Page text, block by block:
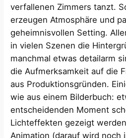
verfallenen Zimmers tanzt.
erzeugen Atmosphäre und
geheimnisvollen Setting.
in vielen Szenen die
manchmal etwas detailarm
die Aufmerksamkeit auf die
aus Produktionsgründen.
wie aus einem Bilderbuch:
entscheidenden Moment
Lichteffekten gezeigt
Animation (darauf wird noch